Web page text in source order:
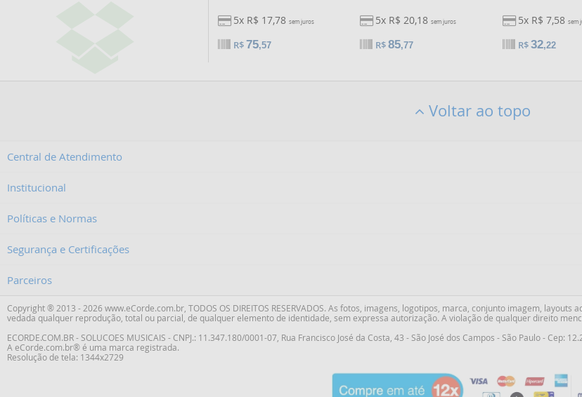
5x R$ 17,78 sem juros
R$75,57
5x R$ 20,18 sem juros
R$85,77
5x R$ 7,58sem
R$32,22
Voltar ao topo
Central de Atendimento
Institucional
Políticas e Normas
Segurança e Certificações
Parceiros
Copyright ® 2013 - 2026 www.eCorde.com.br, TODOS OS DIREITOS RESERVADOS. As fotos, imagens, logotipos, marca, conjunto imagem,
vedada qualquer reprodução, total ou parcial, de qualquer elemento de identidade, sem expressa autorização. A violação de qualquer direito
ECORDE.COM.BR - SOLUCOES MUSICAIS - CNPJ.: 11.347.180/0001-07, Rua Francisco José da Costa 43 - São José dos Campos - São Paulo- Cep:
A eCorde.com.br® é uma marca registrada.
Resolução de tela: 1344x2729